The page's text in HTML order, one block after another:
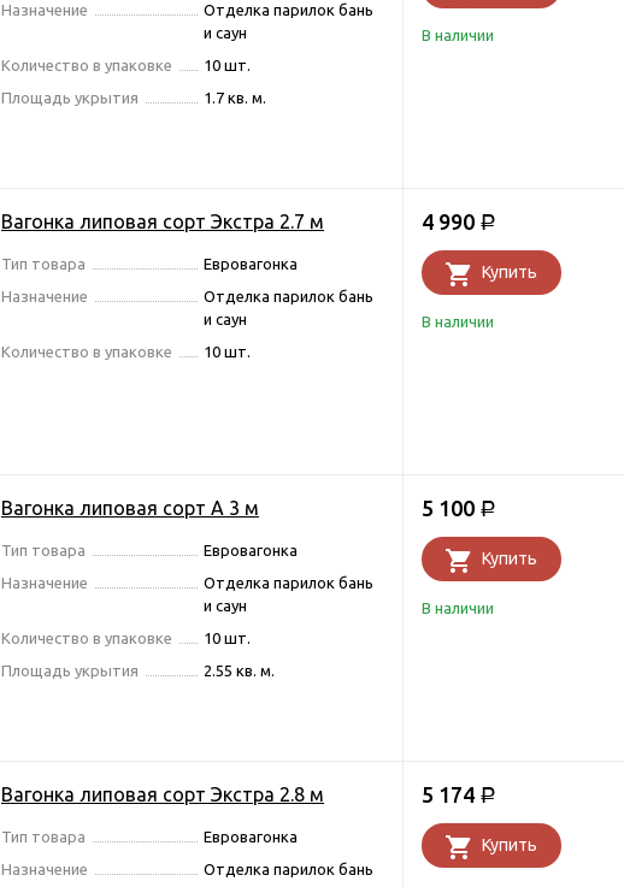
Назначение
Отделка парилок бань
и саун
Количество в упаковке
10 шт.
Площадь укрытия
1.7 кв. м.
В наличии
Вагонка липовая сорт Экстра 2.7 м
Тип товара
Евровагонка
Назначение
Отделка парилок бань
и саун
Количество в упаковке
10 шт.
4 990 Р
Купить
В наличии
Вагонка липовая сорт А 3 м
Тип товара
Евровагонка
Назначение
Отделка парилок бань
и саун
Количество в упаковке
10 шт.
Площадь укрытия
2.55 кв. м.
5 100 Р
Купить
В наличии
Вагонка липовая сорт Экстра 2.8 м
Тип товара
Евровагонка
Назначение
Отделка парилок бань
5 174 Р
Купить